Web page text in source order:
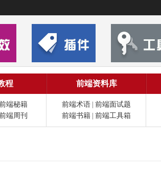
程
端秘籍
端周刊
前端资料库
前端术语
前端面试题
前端书籍
前端工具箱